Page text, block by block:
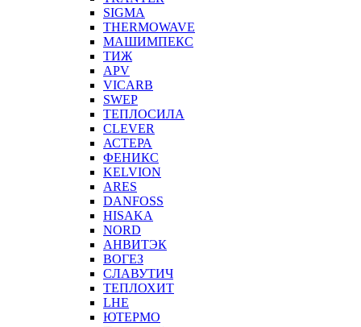
SIGMA
THERMOWAVE
МАШИМПЕКС
ТИЖ
APV
VICARB
SWEP
ТЕПЛОСИЛА
CLEVER
АСТЕРА
ФЕНИКС
KELVION
ARES
DANFOSS
HISAKA
NORD
АНВИТЭК
ВОГЕЗ
СЛАВУТИЧ
ТЕПЛОХИТ
LHE
ЮТЕРМО